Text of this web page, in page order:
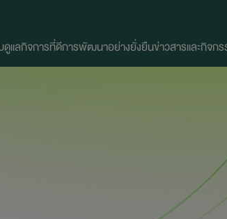
ดูแลกิจการที่ดีการพัฒนาอย่างยั่งยืนข่าวสารและกิจก